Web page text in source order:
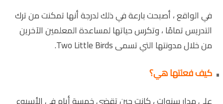
في الواقع ، أصبحت بارعة في ذلك لدرجة أنها تمكنت من ترك
التدريس تمامًا ، وتكرس حياتها لمساعدة المعلمين الآخرين
من خلال مدونتها التي تسمى Two Little Birds.
كيف فعلتها هي؟